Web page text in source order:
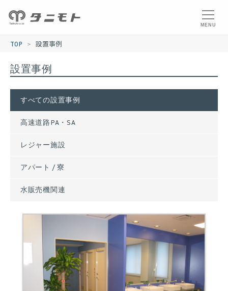
MENU
TOP > 設置事例
設置事例
すべての設置事例
高速道路PA・SA
レジャー施設
アパート / 寮
水販売機関連